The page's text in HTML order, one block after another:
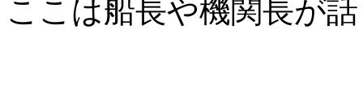
ここは船長や機関長が